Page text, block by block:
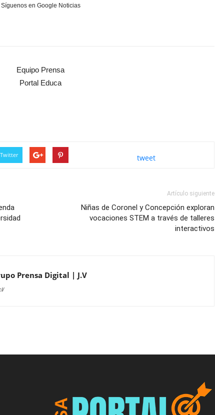
Síguenos en Google Noticias
Equipo Prensa
Portal Educa
Twitter tweet
Artículo siguiente
Niñas de Coronel y Concepción exploran
vocaciones STEM a través de talleres
interactivos
Prensa Digital | J.V